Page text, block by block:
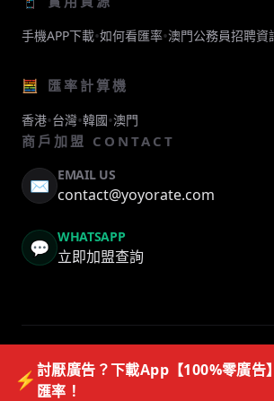
⚡討厭廣告？下載App【100%零廣告
匯率！
手機APP下載•如何看匯率•澳門公務員招聘
🧮 匯率計算機
香港•台灣•韓國•澳門
商戶加盟 CONTACT
✉️ EMAIL US
contact@yoyorate.com
💬 WHATSAPP
立即加盟查詢
© 2026 YOYORATE. ALL RIGHTS